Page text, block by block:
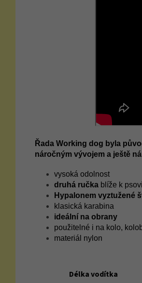
Řada Working dog byla
náročným vývojem a ještě
vysoká odolnost
druhá ručka blíže k psovi
Hypalonem vyztužené
klasická karabina
ideální na obrany
použitelné i na kolo,
materiál nylon
Délka vodítka